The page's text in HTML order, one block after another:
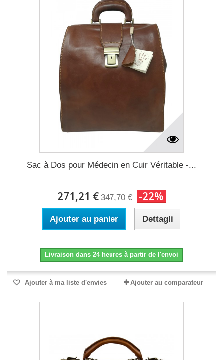
Sac à Dos pour Médecin en Cuir Véritable -...
271,21 € 347,70 € -22%
Ajouter au panier Dettagli
Livraison dans 24 heures à partir de l'envoi
Ajouter à ma liste d'envies Ajouter au comparateur